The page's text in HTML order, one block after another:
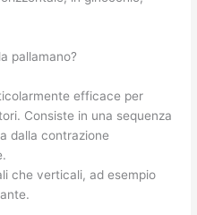
pallamano?
efficace per
Consiste in una sequenza
dalla contrazione
che verticali, ad esempio